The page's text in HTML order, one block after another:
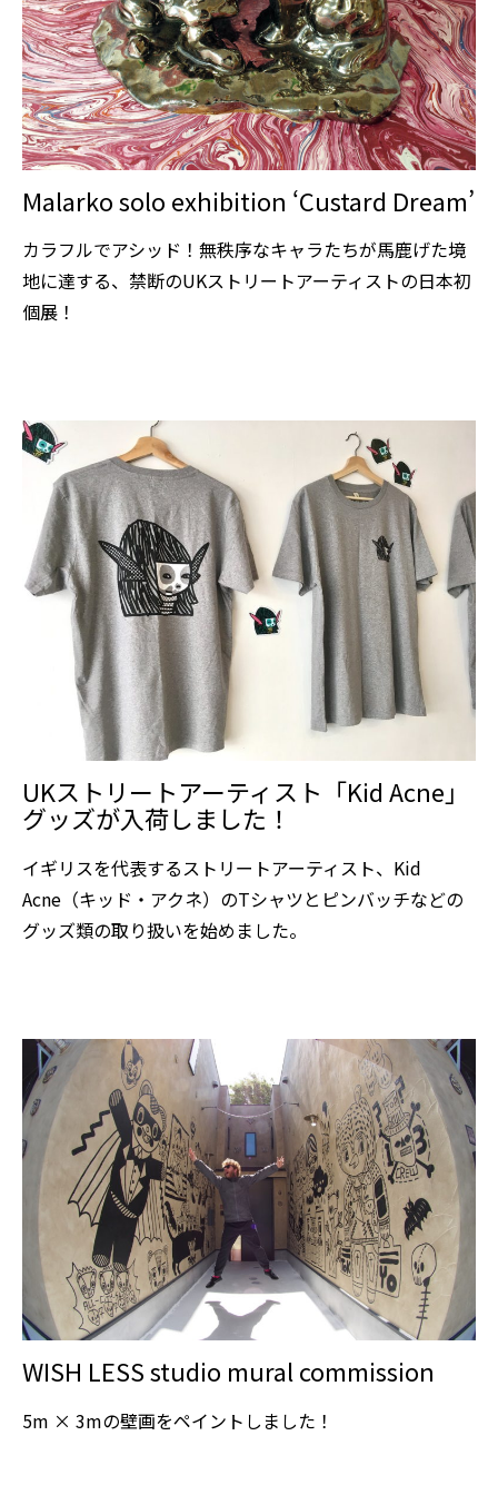
Malarko solo exhibition ‘Custard Dream’
カラフルでアシッド！無秩序なキャラたちが馬鹿げた境
地に達する、禁断のUKストリートアーティストの日本初
個展！
UKストリートアーティスト「Kid Acne」
グッズが入荷しました！
イギリスを代表するストリートアーティスト、Kid
Acne（キッド・アクネ）のTシャツとピンバッチなどの
グッズ類の取り扱いを始めました。
WISH LESS studio mural commission
5m × 3mの壁画をペイントしました！